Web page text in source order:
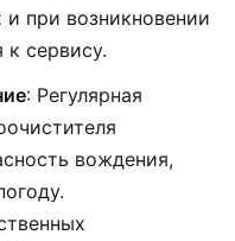
при возникновении
сервису.
: Регулярная
вождения,